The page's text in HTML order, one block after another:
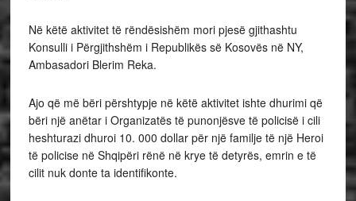
Në këtë aktivitet të rëndësishëm mori pjesë gjithashtu
Konsulli i Përgjithshëm i Republikës së Kosovës në NY,
Ambasadori Blerim Reka.
Ajo që më bëri përshtypje në këtë aktivitet ishte dhurimi që
bëri një anëtar i Organizatës të punonjësve të policisë i cili
heshturazi dhuroi 10. 000 dollar për një familje të një Heroi
të policise në Shqipëri rënë në krye të detyrës, emrin e të
cilit nuk donte ta identifikonte.